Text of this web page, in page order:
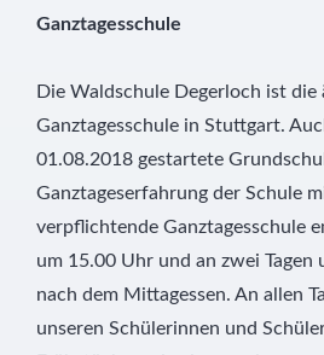
Ganztagesschule
Die Waldschule Degerloch ist die
Ganztagesschule in Stuttgart.
01.08.2018 gestartete
Ganztageserfahrung der Schule
verpflichtende Ganztagesschule
um 15.00 Uhr und an zwei Tagen
nach dem Mittagessen. An allen
unseren Schülerinnen und